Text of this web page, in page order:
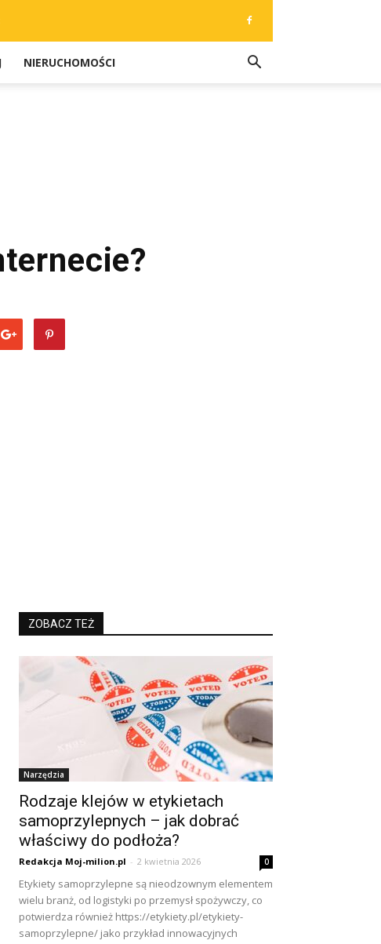
NIERUCHOMOŚCI
ZOBACZ TEŻ
Narzędzia
Rodzaje klejów w etykietach
samoprzylepnych – jak dobrać
właściwy do podłoża?
Redakcja Moj-milion.pl - 2 kwietnia 2026 0
Etykiety samoprzylepne są nieodzownym elementem
wielu branż, od logistyki po przemysł spożywczy, co
potwierdza również https://etykiety.pl/etykiety-
samoprzylepne/ jako przykład innowacyjnych